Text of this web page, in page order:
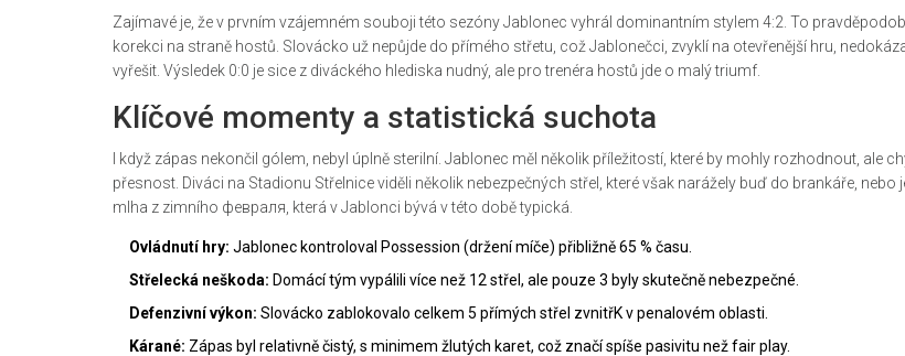
Zajímavé je, že v prvním vzájemném souboji této sezóny Jablonec vyhrál dominantním stylem 4:2. To
korekci na straně hostů. Slovácko už nepůjde do přímého střetu, což Jablonečci, zvyklí na otevřenější hru,
vyřešit. Výsledek 0:0 je sice z diváckého hlediska nudný, ale pro trenéra hostů jde o malý triumf.
Klíčové momenty a statistická suchota
I když zápas nekončil gólem, nebyl úplně sterilní. Jablonec měl několik příležitostí, které by mohly rozhodnout, ale
přesnost. Diváci na Stadionu Střelniceviděli několik nebezpečných střel, které však narážely buď do brankáře, nebo
mlha z zimního февраля, která v Jablonci bývá v této době typická.
Ovládnutí hry: Jablonec kontroloval Possession (držení míče) přibližně 65 % času.
Střelecká neškoda: Domácí tým vypálili více než 12 střel, ale pouze 3 byly skutečně nebezpečné.
Defenzivní výkon: Slovácko zablokovalo celkem 5 přímých střel zvnitřK v penalovém oblasti.
Kárané: Zápas byl relativně čistý, s minimem žlutých karet, což značí spíše pasivitu než fair play.